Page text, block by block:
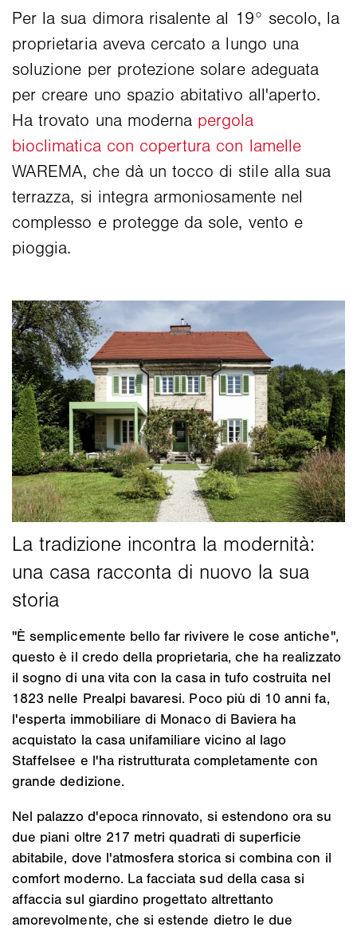
Per la sua dimora risalente al 19° secolo, la
proprietaria aveva cercato a lungo una
soluzione per protezione solare adeguata
per creare uno spazio abitativo all'aperto.
Ha trovato una moderna pergola
bioclimatica con copertura con lamelle
WAREMA, che dà un tocco di stile alla sua
terrazza, si integra armoniosamente nel
complesso e protegge da sole, vento e
pioggia.
"È semplicemente bello far rivivere le cose antiche",
questo è il credo della proprietaria, che ha realizzato
il sogno di una vita con la casa in tufo costruita nel
1823 nelle Prealpi bavaresi. Poco più di 10 anni fa,
l'esperta immobiliare di Monaco di Baviera ha
acquistato la casa unifamiliare vicino al lago
Staffelsee e l'ha ristrutturata completamente con
grande dedizione.
Nel palazzo d'epoca rinnovato, si estendono ora su
due piani oltre 217 metri quadrati di superficie
abitabile, dove l'atmosfera storica si combina con il
comfort moderno. La facciata sud della casa si
affaccia sul giardino progettato altrettanto
amorevolmente, che si estende dietro le due